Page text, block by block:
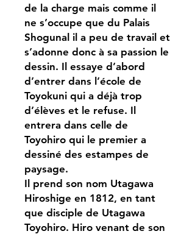
de la charge mais comme il
ne s’occupe que du Palais
Shogunal il a peu de travail et
s’adonne donc à sa passion le
dessin. Il essaye d’abord
d’entrer dans l’école de
Toyokuni qui a déjà trop
d’élèves et le refuse. Il
entrera dans celle de
Toyohiro qui le premier a
dessiné des estampes de
paysage.
Il prend son nom Utagawa
Hiroshige en 1812, en tant
que disciple de Utagawa
Toyohiro. Hiro venant de son